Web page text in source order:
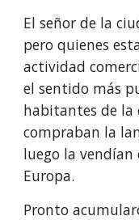
El señor de la
pero quienes
actividad
el sentido más
habitantes de la
compraban la
luego la vendían
Europa.
Pronto